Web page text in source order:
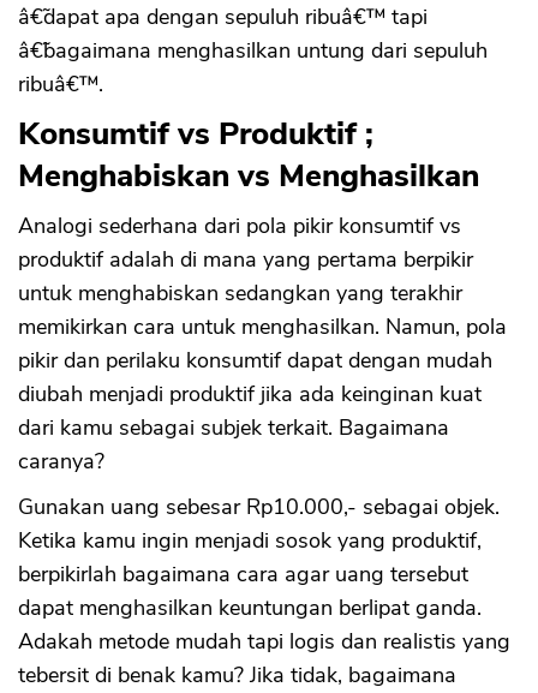
â€˜dapat apa dengan sepuluh ribuâ€™ tapi
â€˜bagaimana menghasilkan untung dari sepuluh
ribuâ€™.
Konsumtif vs Produktif ;
Menghabiskan vs Menghasilkan
Analogi sederhana dari pola pikir konsumtif vs
produktif adalah di mana yang pertama berpikir
untuk menghabiskan sedangkan yang terakhir
memikirkan cara untuk menghasilkan. Namun, pola
pikir dan perilaku konsumtif dapat dengan mudah
diubah menjadi produktif jika ada keinginan kuat
dari kamu sebagai subjek terkait. Bagaimana
caranya?
Gunakan uang sebesar Rp10.000,- sebagai objek.
Ketika kamu ingin menjadi sosok yang produktif,
berpikirlah bagaimana cara agar uang tersebut
dapat menghasilkan keuntungan berlipat ganda.
Adakah metode mudah tapi logis dan realistis yang
tebersit di benak kamu? Jika tidak, bagaimana